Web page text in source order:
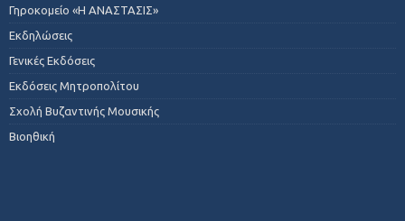
Γηροκομείο «Η ΑΝΑΣΤΑΣΙΣ»
Εκδηλώσεις
Γενικές Εκδόσεις
Εκδόσεις Μητροπολίτου
Σχολή Βυζαντινής Μουσικής
Βιοηθική